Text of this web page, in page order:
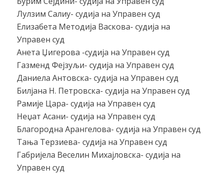
Лулзим Салиу- судија на Управен суд
Елизабета Методија Васкова- судија на
Управен суд
Анета Џигерова -судија на Управен суд
Газменд Фејзуљи- судија на Управен суд
Даниела Антовска- судија на Управен суд
Билјана Н. Петровска- судија на Управен суд
Рамије Цара- судија на Управен суд
Неџат Асани- судија на Управен суд
Благородна Арангелова- судија на Управен суд
Тања Терзиева- судија на Управен суд
Габријела Веселин Михајловска- судија на
Управен суд